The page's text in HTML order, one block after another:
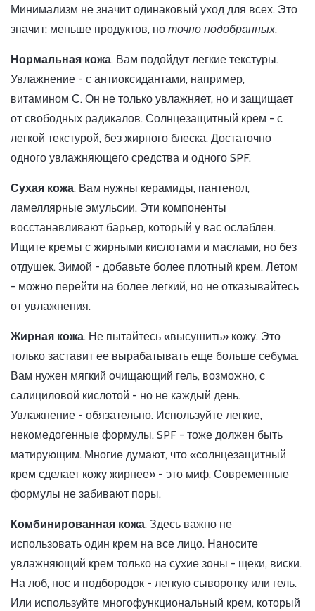
Минимализм не значит одинаковый уход для всех. Это
значит: меньше продуктов, но точно подобранных.
Нормальная кожа. Вам подойдут легкие текстуры.
Увлажнение - с антиоксидантами, например,
витамином С. Он не только увлажняет, но и защищает
от свободных радикалов. Солнцезащитный крем - с
легкой текстурой, без жирного блеска. Достаточно
одного увлажняющего средства и одного SPF.
Сухая кожа. Вам нужны керамиды, пантенол,
ламеллярные эмульсии. Эти компоненты
восстанавливают барьер, который у вас ослаблен.
Ищите кремы с жирными кислотами и маслами, но без
отдушек. Зимой - добавьте более плотный крем. Летом
- можно перейти на более легкий, но не отказывайтесь
от увлажнения.
Жирная кожа. Не пытайтесь «высушить» кожу. Это
только заставит ее вырабатывать еще больше себума.
Вам нужен мягкий очищающий гель, возможно, с
салициловой кислотой - но не каждый день.
Увлажнение - обязательно. Используйте легкие,
некомедогенные формулы. SPF - тоже должен быть
матирующим. Многие думают, что «солнцезащитный
крем сделает кожу жирнее» - это миф. Современные
формулы не забивают поры.
Комбинированная кожа. Здесь важно не
использовать один крем на все лицо. Наносите
увлажняющий крем только на сухие зоны - щеки, виски.
На лоб, нос и подбородок - легкую сыворотку или гель.
Или используйте многофункциональный крем, который